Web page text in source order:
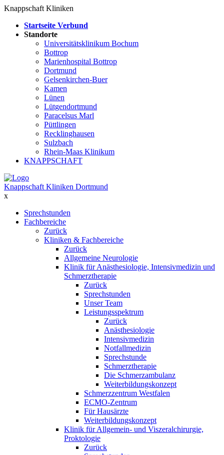
Knappschaft Kliniken
Startseite Verbund
Standorte
Universitätsklinikum Bochum
Bottrop
Marienhospital Bottrop
Dortmund
Gelsenkirchen-Buer
Kamen
Lünen
Lütgendortmund
Paracelsus Marl
Püttlingen
Recklinghausen
Sulzbach
Rhein-Maas Klinikum
KNAPPSCHAFT
Knappschaft Kliniken Dortmund
x
Sprechstunden
Fachbereiche
Zurück
Kliniken & Fachbereiche
Zurück
Allgemeine Neurologie
Klinik für Anästhesiologie, Intensivmedizin und
Schmerztherapie
Zurück
Sprechstunden
Unser Team
Leistungsspektrum
Zurück
Anästhesiologie
Intensivmedizin
Notfallmedizin
Sprechstunde
Schmerztherapie
Die Schmerzambulanz
Weiterbildungskonzept
Schmerzzentrum Westfalen
ECMO-Zentrum
Für Hausärzte
Weiterbildungskonzept
Klinik für Allgemein- und Viszeralchirurgie,
Proktologie
Zurück